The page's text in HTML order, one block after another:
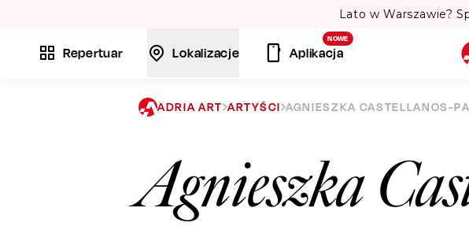
Lato w Warszawie?
Repertuar Lokalizacje
NOWE
Aplikacja
ADRIA ART ARTYŚCI AGNIESZKA CASTELLANOS-
Agnieszka